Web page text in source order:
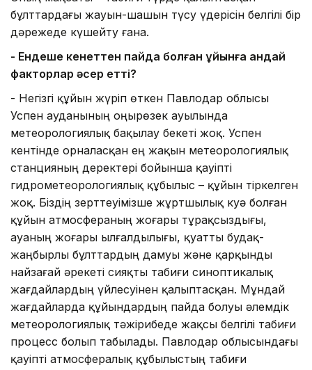
бұлттардағы жауын-шашын түсу үдерісін белгілі бір
дәрежеде күшейту ғана.
- Ендеше кенеттен пайда болған құйынға қандай
факторлар әсер етті?
- Негізгі құйын жүріп өткен Павлодар облысы
Успен ауданының Қоңырөзек ауылында
метеорологиялық бақылау бекеті жоқ. Успен
кентінде орналасқан ең жақын метеорологиялық
станцияның деректері бойынша қауіпті
гидрометеорологиялық құбылыс – құйын тіркелген
жоқ. Біздің зерттеуімізше жұртшылық куә болған
құйын атмосфераның жоғары тұрақсыздығы,
ауаның жоғары ылғалдылығы, қуатты будақ-
жаңбырлы бұлттардың дамуы және қарқынды
найзағай әрекеті сияқты табиғи синоптикалық
жағдайлардың үйлесуінен қалыптасқан. Мұндай
жағдайларда құйындардың пайда болуы әлемдік
метеорологиялық тәжірибеде жақсы белгілі табиғи
процесс болып табылады. Павлодар облысындағы
қауіпті атмосфералық құбылыстың табиғи